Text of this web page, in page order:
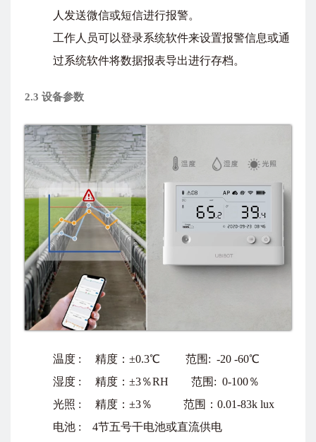
人发送微信或短信进行报警。
工作人员可以登录系统软件来设置报警信息或通
过系统软件将数据报表导出进行存档。
2.3 设备参数
温度 : 精度：±0.3℃ 范围: -20 -60℃
湿度 : 精度：±3％RH 范围: 0-100％
光照 : 精度：±3％ 范围：0.01-83k lux
电池 : 4节五号干电池或直流供电